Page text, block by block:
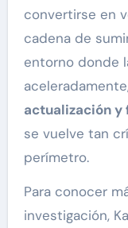
convertirse en
cadena de
entorno donde
actualización
se vuelve tan
perímetro.
Para conocer
investigación,